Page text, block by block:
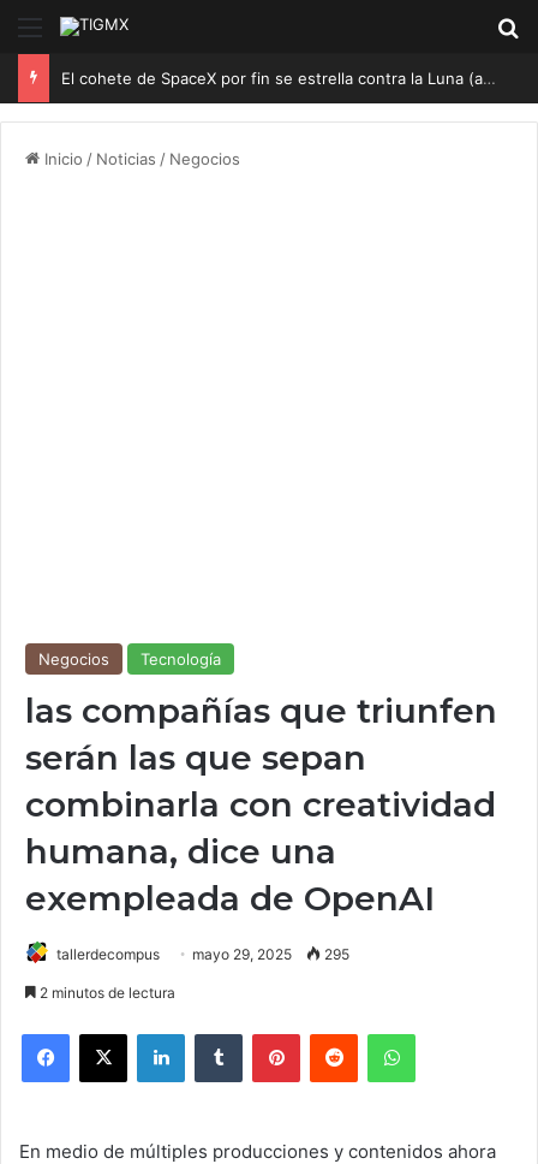
Menú
El cohete de SpaceX por fin se estrella contra la Luna (aunque nadie lo vio)
Inicio / Noticias / Negocios
Negocios Tecnología
las compañías que triunfen
serán las que sepan
combinarla con creatividad
humana, dice una
exempleada de OpenAI
tallerdecompus mayo 29, 2025 295
2 minutos de lectura
En medio de múltiples producciones y contenidos ahora